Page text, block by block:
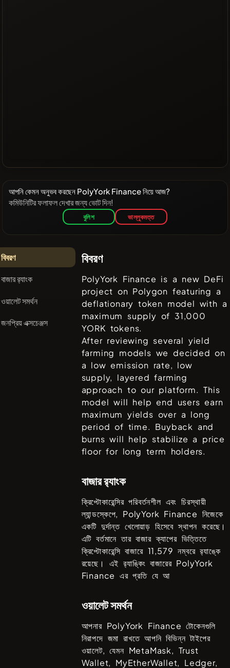
আপনি কেমন অনুভব করছেন PolyYork Finance নিয়ে আজ?
কমিউনিটির ফলাফল দেখার জন্য ভোট দিন!
বুলিশ ভাল্লুকমত্ত
বিবরণ
বাজার র‌্যাংক
ওয়ালেট সমর্থন
জনপ্রিয় এক্সচেঞ্জস
বিবরণ
PolyYork Finance is a new DeFi
project on Polygon featuring a
deflationary token model with a
maximum supply of 31,000
YORK tokens.
After reviewing several yield
farming models we decided on
a low emission rate, low
supply, layered farming
approach to our platform. This
model will help end users earn
maximum yields over a long
period of time. Buyback and
burns will help stabilize a price
floor for long term holders.
বাজার র‌্যাংক
ক্রিপ্টোকারেন্সির পরিবর্তনশীল এবং চিরস্থায়ী
ল্যান্ডস্কেপে, PolyYork Finance নিজেকে
একটি দুর্দান্ত খেলোয়াড় হিসেবে স্থাপন করেছে।
এটি বর্তমানে তার বাজার ক্যাপের ভিত্তিতে
ক্রিপ্টোকারেন্সি বাজারে 11,579 নম্বরে র‍্যাঙ্কে
রয়েছে। এই র‍্যাঙ্কিং বাজারের PolyYork
Finance এর প্রতি যে আ
ওয়ালেট সমর্থন
আপনার PolyYork Finance টোকেনগুলি
নিরাপদে জমা রাখতে আপনি বিভিন্ন টাইপের
ওয়ালেট, যেমন MetaMask, Trust
Wallet, MyEtherWallet, Ledger,